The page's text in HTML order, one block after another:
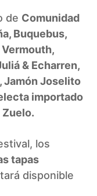
de Comunidad
Buquebus,
Vermouth,
& Echarren,
Jamón Joselito
importado
los
tapas
disponible